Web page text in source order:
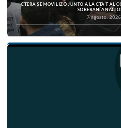
CTERA SE MOVILIZÓ JUNTO A LA CTA T AL
SOBERANÍA
7 agosto, 2026